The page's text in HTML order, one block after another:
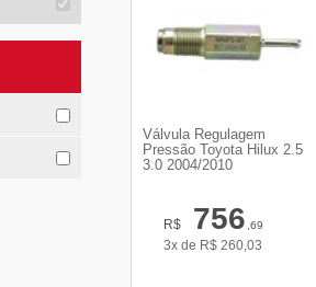
Válvula Regulagem
Pressão Toyota Hilux 2.5
3.0 2004/2010
R$ 756,69
3x de R$ 260,03